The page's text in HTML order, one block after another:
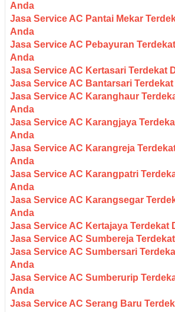
Anda
Jasa Service AC Pantai Mekar
Anda
Jasa Service AC Pebayuran
Anda
Jasa Service AC Kertasari Terdekat
Jasa Service AC Bantarsari
Jasa Service AC Karanghaur
Anda
Jasa Service AC Karangjaya
Anda
Jasa Service AC Karangreja
Anda
Jasa Service AC Karangpatri
Anda
Jasa Service AC Karangsegar
Anda
Jasa Service AC Kertajaya Terdekat
Jasa Service AC Sumbereja
Jasa Service AC Sumbersari
Anda
Jasa Service AC Sumberurip
Anda
Jasa Service AC Serang Baru